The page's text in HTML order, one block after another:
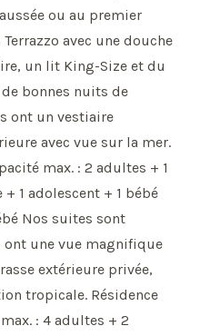
ou au premier
avec une douche
un lit King-Size et du
bonnes nuits de
ont un vestiaire
avec vue sur la mer.
max. : 2 adultes + 1
+ 1 adolescent + 1 bébé
Nos suites sont
ont une vue magnifique
extérieure privée,
tropicale. Résidence
: 4 adultes + 2